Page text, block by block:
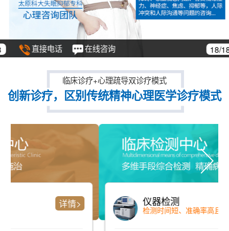
直接电话 在线咨询 18/18
临床诊疗+心理疏导双诊疗模式
创新诊疗，区别传统精神心理医学诊疗模式
仪器检测
检测时间短、准确率高且全面
详情>